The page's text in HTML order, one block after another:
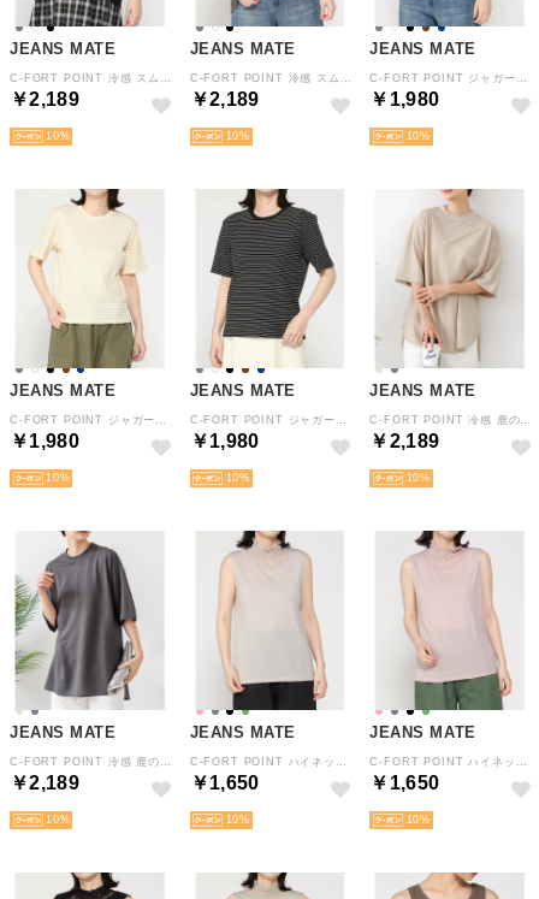
JEANS MATE
￥2,189
10
JEANS MATE
￥2,189
10
JEANS MATE
￥1,980
10
JEANS MATE
￥1,980
10
JEANS MATE
￥1,980
10
JEANS MATE
￥2,189
10
JEANS MATE
￥2,189
10
JEANS MATE
￥1,650
10
JEANS MATE
￥1,650
10